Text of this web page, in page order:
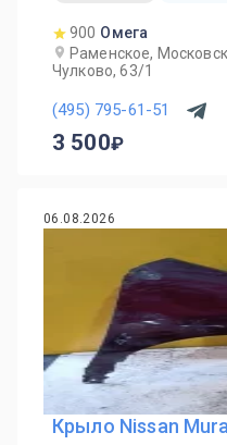
900 Омега
Раменское,
Чулково, 63/1
(495) 795-61-51
3 500
06.08.2026
Крыло Nissan